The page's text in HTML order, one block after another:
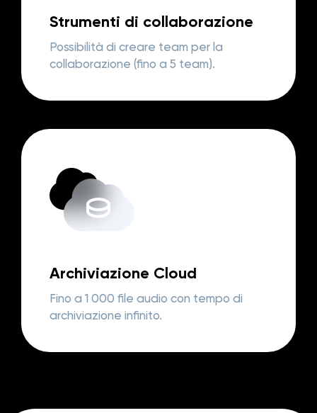
Strumenti di collaborazione
Possibilità di creare team per la
collaborazione (fino a 5 team).
Archiviazione Cloud
Fino a 1 000 file audio con tempo di
archiviazione infinito.